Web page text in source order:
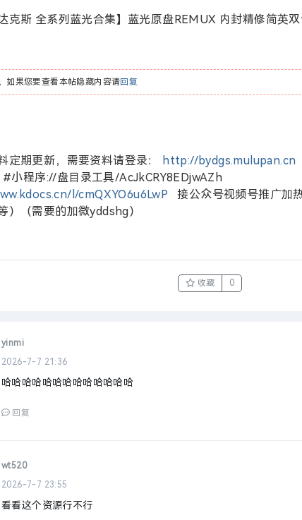
达克斯 全系列蓝光合集】蓝光原盘REMUX 内封精修简英
如果您要查看本帖隐藏内容请回复
定期更新，需要资料请登录： http://bydgs.mulupan.cn
: #小程序://盘目录工具/
l/cmQXYO6u6LwP 接公众号视频号推广加
）（需要的加微yddshg）
收藏 0
yinmi
2026-7-7 21:36
哈哈哈哈哈哈哈哈哈哈哈哈哈
回复
wt520
2026-7-7 23:55
看看这个资源行不行